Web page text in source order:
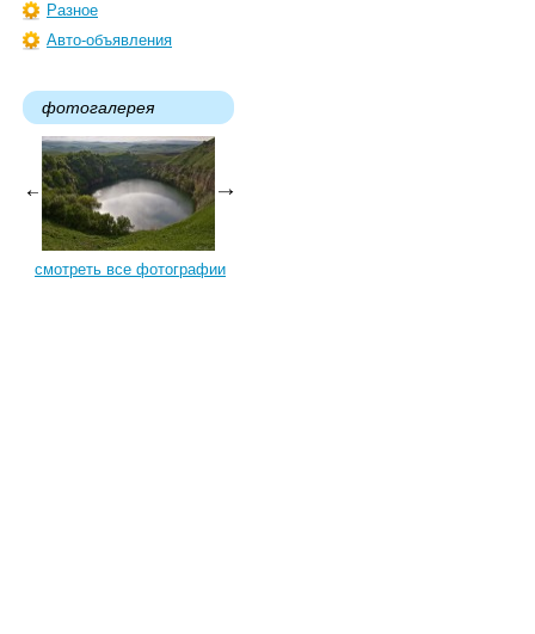
Разное
Авто-объявления
фотогалерея
смотреть все фотографии